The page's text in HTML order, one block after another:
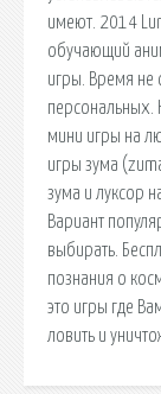
имеют. 2014
обучающий
игры. Время не
персональных.
мини игры на
игры зума
зума и луксор
Вариант
выбирать.
познания о
это игры где
ловить и